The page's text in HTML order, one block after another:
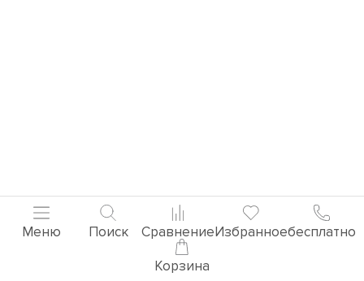
Меню Поиск СравнениеИзбранноебесплатно
Корзина